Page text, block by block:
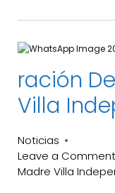
Ración
Villa
Noticias
Leave a Comment
Madre Villa